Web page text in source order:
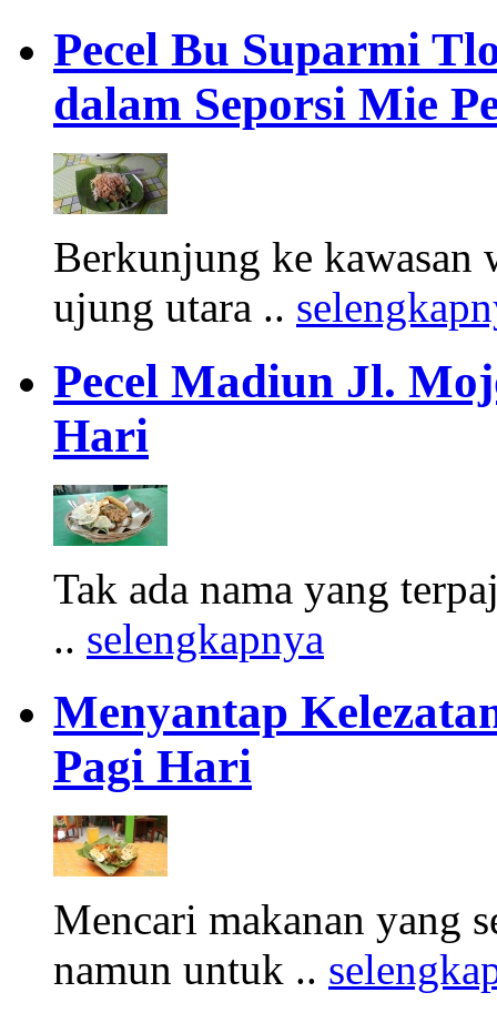
Pecel Bu Suparmi
dalam Seporsi Mie
Berkunjung ke kawasan
ujung utara ..
Pecel Madiun Jl.
Hari
Tak ada nama yang
.. selengkapnya
Menyantap
Pagi Hari
Mencari makanan yang
namun untuk ..